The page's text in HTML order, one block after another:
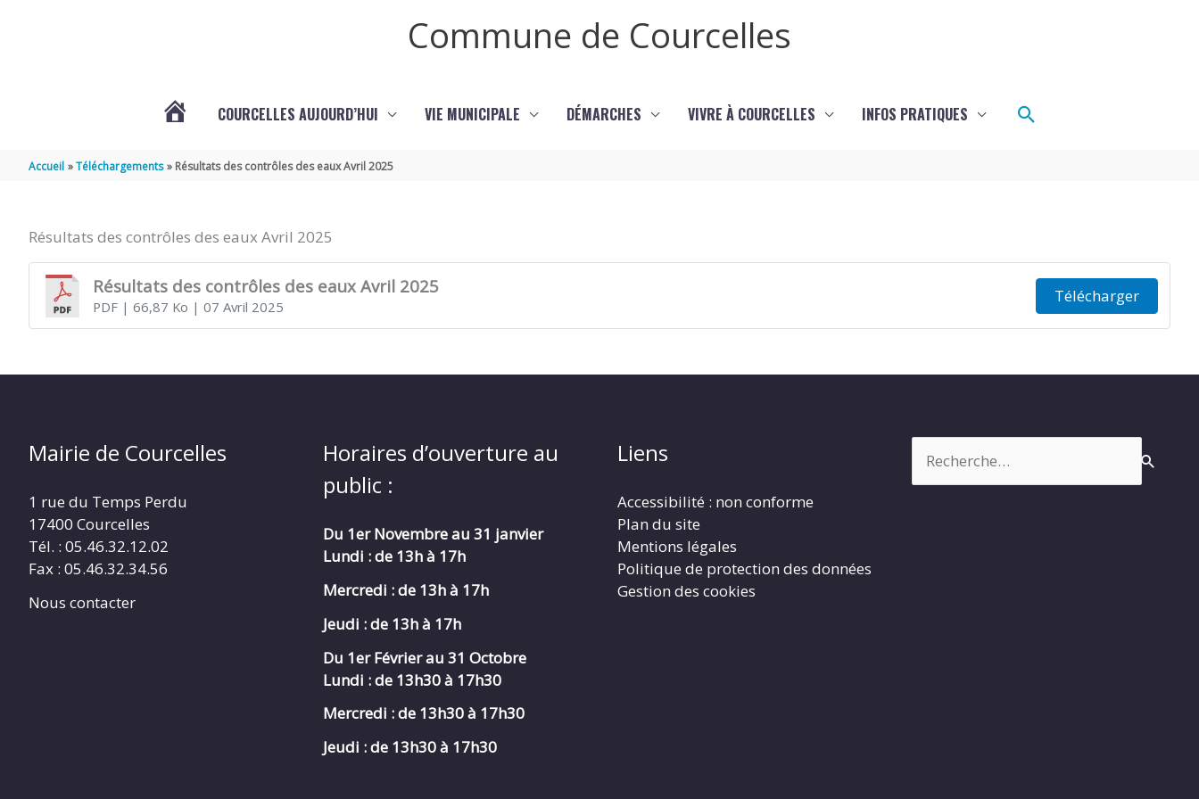
Commune de Courcelles
COURCELLES
(17777)
COURCELLES AUJOURD’HUI VIE MUNICIPALE DÉMARCHES VIVRE À COURCELLES INFOS PRATIQUES Rechercher
Accueil Téléchargements Résultats des contrôles des eaux Avril 2025
Résultats des contrôles des eaux Avril 2025
Résultats des contrôles des eaux Avril 2025
PDF| 66,87 Ko | 07 Avril 2025
Télécharger
Mairie de Courcelles
1 rue du Temps Perdu
17400 Courcelles
Tél. : 05.46.32.12.02
Fax : 05.46.32.34.56
Nous contacter
Horaires d’ouverture au
public :
Du 1er Novembre au 31 janvier
Lundi : de 13h à 17h
Mercredi :de 13h à 17h
Jeudi : de 13h à 17h
Du 1er Février au 31 Octobre
Lundi : de 13h30 à 17h30
Mercredi :de 13h30 à 17h30
Jeudi : de 13h30 à 17h30
Liens
Accessibilité : non conforme
Plan du site
Mentions légales
Politique de protection des données
Gestion des cookies